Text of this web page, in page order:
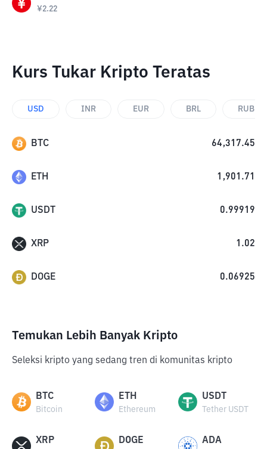
¥2.22
Kurs Tukar Kripto Teratas
USD INR EUR BRL RUB
BTC 64,317.45
ETH 1,901.71
USDT 0.99919
XRP 1.02
DOGE 0.06925
Temukan Lebih Banyak Kripto
Seleksi kripto yang sedang tren di komunitas kripto
BTC
Bitcoin
ETH
Ethereum
USDT
Tether USDT
XRP DOGE ADA